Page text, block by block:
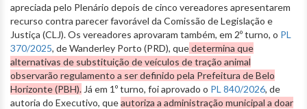
apreciada pelo Plenário depois de cinco vereadores apresentarem
recurso contra parecer favorável da Comissão de Legislação e
Justiça (CLJ). Os vereadores aprovaram também, em 2º turno, o PL
370/2025, de Wanderley Porto (PRD), quedetermina que
alternativas de substituição de veículos de tração animal
observarão regulamento a ser definido pela Prefeitura de Belo
Horizonte (PBH). Já em 1º turno, foi aprovado o PL 840/2026, de
autoria do Executivo, queautoriza a administração municipal a doar